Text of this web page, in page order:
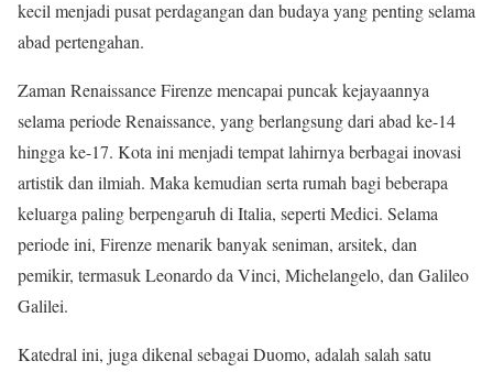
kecil menjadi pusat perdagangan dan budaya yang penting selama
abad pertengahan.
Zaman Renaissance Firenze mencapai puncak kejayaannya
selama periode Renaissance, yang berlangsung dari abad ke-14
hingga ke-17. Kota ini menjadi tempat lahirnya berbagai inovasi
artistik dan ilmiah. Maka kemudian serta rumah bagi beberapa
keluarga paling berpengaruh di Italia, seperti Medici. Selama
periode ini, Firenze menarik banyak seniman, arsitek, dan
pemikir, termasuk Leonardo da Vinci, Michelangelo, dan Galileo
Galilei.
Katedral ini, juga dikenal sebagai Duomo, adalah salah satu